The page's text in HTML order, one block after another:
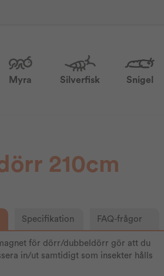
Myra Silverfisk Snigel
210cm
Specifikation FAQ-frågor
för dörr/dubbeldörr gör att du
in/ut samtidigt som insekter hålls